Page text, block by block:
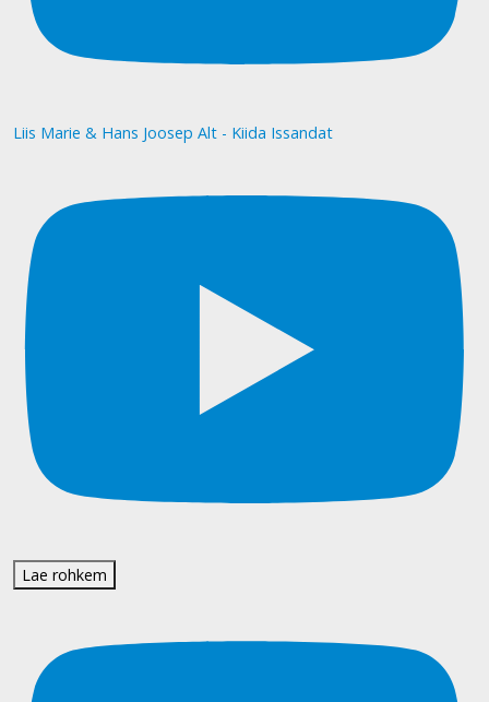
Liis Marie & Hans Joosep Alt - Kiida Issandat
Lae rohkem